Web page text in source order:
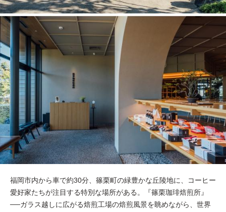
福岡市内から車で約30分、篠栗町の緑豊かな丘陵地に、コーヒー
愛好家たちが注目する特別な場所がある。『篠栗珈琲焙煎所』
──ガラス越しに広がる焙煎工場の焙煎風景を眺めながら、世界